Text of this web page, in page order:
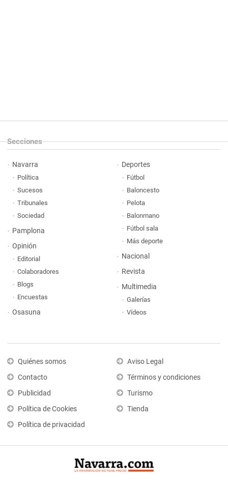
Secciones
Navarra
Política
Sucesos
Tribunales
Sociedad
Pamplona
Opinión
Editorial
Colaboradores
Blogs
Encuestas
Osasuna
Deportes
Fútbol
Baloncesto
Pelota
Balonmano
Fútbol sala
Más deporte
Nacional
Revista
Multimedia
Galerías
Vídeos
Quiénes somos
Contacto
Publicidad
Política de Cookies
Política de privacidad
Aviso Legal
Términos y condiciones
Turismo
Tienda